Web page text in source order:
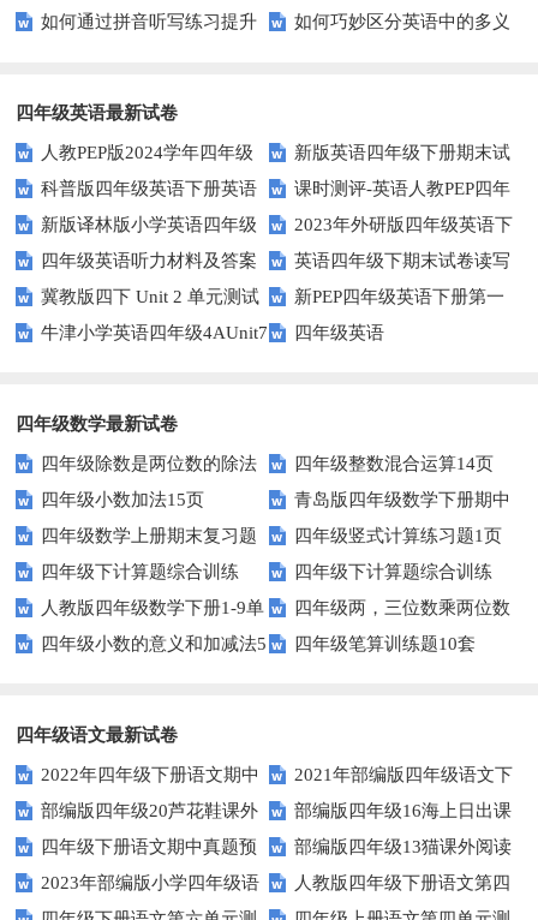
快速攀爬？
这些方法让你事半功倍！
如何通过拼音听写练习提升
如何巧妙区分英语中的多义
四年级英语最新试卷
人教PEP版2024学年四年级
英语下册期末测试卷
新版英语四年级下册期末试
卷
科普版四年级英语下册英语
Lesson1测试题及答案
课时测评-英语人教PEP四年
级上册 unit3 What would you
like-PartB练习及答案 (3)
新版译林版小学英语四年级
下册试卷Unit1-Unit2单元测试题
2023年外研版四年级英语下
册期中检测试题
四年级英语听力材料及答案
英语四年级下期末试卷读写
部分答案
冀教版四下 Unit 2 单元测试
新PEP四年级英语下册第一
单元测试题
牛津小学英语四年级4AUnit7
四年级英语
四年级数学最新试卷
四年级除数是两位数的除法
11页
四年级整数混合运算14页
四年级小数加法15页
青岛版四年级数学下册期中
测试题及答案
四年级数学上册期末复习题
及详细答案(5套)
四年级竖式计算练习题1页
（无答案）
四年级下计算题综合训练
（师版）
四年级下计算题综合训练
（学生版）
人教版四年级数学下册1-9单
元试题(含期中及3套期末)
四年级两，三位数乘两位数
22页
四年级小数的意义和加减法5
四年级笔算训练题10套
四年级语文最新试卷
2022年四年级下册语文期中
素养评价卷（含答案）
2021年部编版四年级语文下
册句子专项练习题及答案
部编版四年级20芦花鞋课外
阅读练习题及答案
部编版四年级16海上日出课
外阅读练习题及答案
四年级下册语文期中真题预
测卷（6)（人教部编版，含答
部编版四年级13猫课外阅读
练习题及答案
2023年部编版小学四年级语
人教版四年级下册语文第四